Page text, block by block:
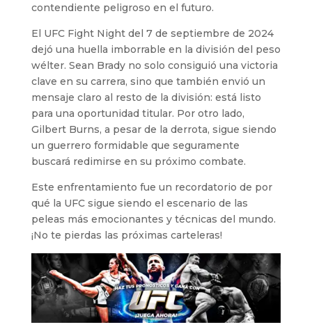
contendiente peligroso en el futuro.
El UFC Fight Night del 7 de septiembre de 2024
dejó una huella imborrable en la división del peso
wélter. Sean Brady no solo consiguió una victoria
clave en su carrera, sino que también envió un
mensaje claro al resto de la división: está listo
para una oportunidad titular. Por otro lado,
Gilbert Burns, a pesar de la derrota, sigue siendo
un guerrero formidable que seguramente
buscará redimirse en su próximo combate.
Este enfrentamiento fue un recordatorio de por
qué la UFC sigue siendo el escenario de las
peleas más emocionantes y técnicas del mundo.
¡No te pierdas las próximas carteleras!